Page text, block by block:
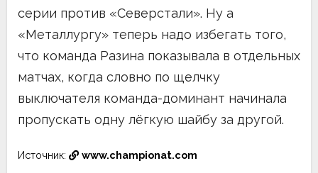
серии против «Северстали». Ну а
«Металлургу» теперь надо избегать того,
что команда Разина показывала в отдельных
матчах, когда словно по щелчку
выключателя команда-доминант начинала
пропускать одну лёгкую шайбу за другой.
Источник: www.championat.com